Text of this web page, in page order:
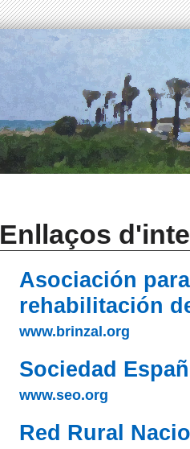
Enllaços
Asociación
rehabilitación
www.brinzal.org
Sociedad
www.seo.org
Red Rural